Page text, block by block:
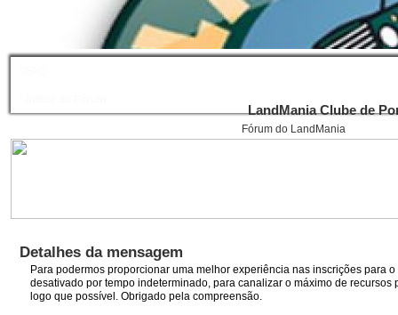
LandMania Clube de
Fórum do LandMania
Detalhes da mensagem
Para podermos proporcionar uma melhor experiência nas inscrições para
desativado por tempo indeterminado, para canalizar o máximo de recursos
logo que possível. Obrigado pela compreensão.